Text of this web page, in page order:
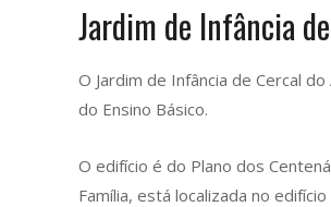
Jardim de Infância
O Jardim de Infância de Cercal
do Ensino Básico.
O edifício é do Plano dos
Família, está localizada no